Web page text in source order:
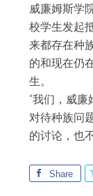
威廉姆斯学
校学生发起
来都存在种
的和现在仍
生。
“我们，威
对待种族问
的讨论，也
Share